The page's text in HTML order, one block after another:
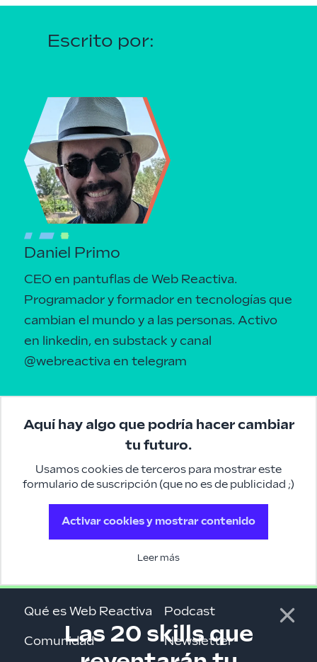
Escrito por:
Daniel Primo
CEO en pantuflas de Web Reactiva.
Programador y formador en tecnologías que
cambian el mundo y a las personas. Activo
en linkedin, en substack y canal
@webreactiva en telegram
Aquí hay algo que podría hacer cambiar
tu futuro.
Usamos cookies de terceros para mostrar este
formulario de suscripción (que no es de publicidad ;)
Activar cookies y mostrar contenido
Leer más
Las 20 skills que
Qué es Web Reactiva
Comunidad
Podcast
Newsletter